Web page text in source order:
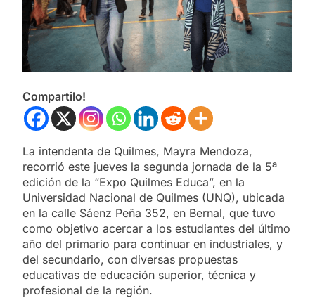
Compartilo!
La intendenta de Quilmes, Mayra Mendoza,
recorrió este jueves la segunda jornada de la 5ª
edición de la “Expo Quilmes Educa”, en la
Universidad Nacional de Quilmes (UNQ), ubicada
en la calle Sáenz Peña 352, en Bernal, que tuvo
como objetivo acercar a los estudiantes del último
año del primario para continuar en industriales, y
del secundario, con diversas propuestas
educativas de educación superior, técnica y
profesional de la región.